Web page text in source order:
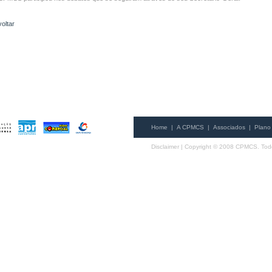
Home | A CPMCS | Associados | Plano
Disclaimer| Copyright © 2008 CPMCS.